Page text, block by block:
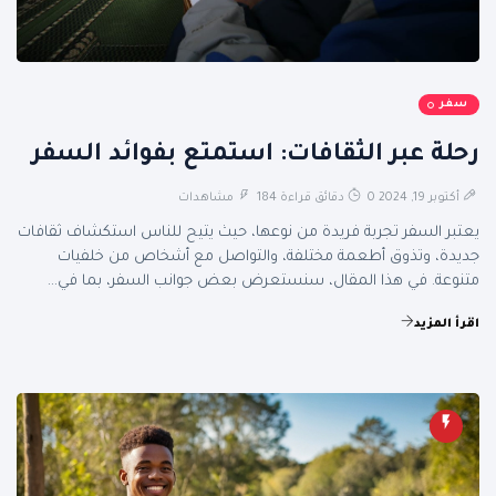
سفر
رحلة عبر الثقافات: استمتع بفوائد السفر
أكتوبر 19, 2024 0 دقائق قراءة 184 مشاهدات
يعتبر السفر تجربة فريدة من نوعها، حيث يتيح للناس استكشاف ثقافات
جديدة، وتذوق أطعمة مختلفة، والتواصل مع أشخاص من خلفيات
متنوعة. في هذا المقال، سنستعرض بعض جوانب السفر، بما في...
اقرأ المزيد